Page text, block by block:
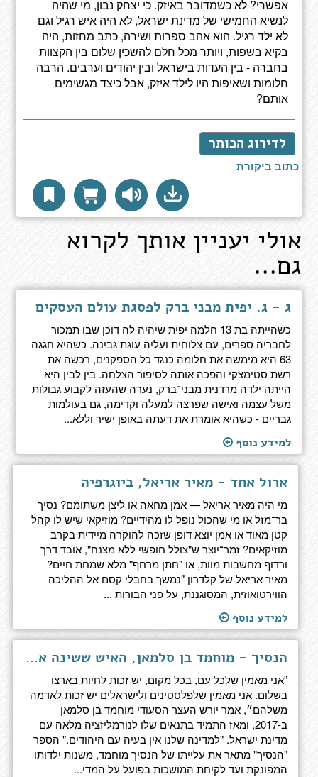
אפשרי? לא כשמדובר באיזק. כי יצחק נבון, מי שהיה
לנשיא החמישי של מדינת ישראל, לא היה איש רגיל וגם
לא ילד רגיל. הוא אהב ספרות ושירה, כתב מחזות, היה
בקיא בשפות, ויותר מכל חלם להשכין שלום בין הקצוות
בחברה - בין העדות בישראל ובין יהודים וערבים. הרבה
חלומות ושאיפות היו לילד איזק, אבל כיצד מגשימים
אותם?
לדירוג הכותר
כתוב ביקורת
אולי יעניין אותך לקרוא
גם...
ג - ג. יפית מבני ברק לפסגת עולם העסקים
כשהייתה בת 13 חלמה יפית שיהיה לה דוכן שבו תמכור
לחבריה ספרים, עם צלוחית ועליה עוגת גבינה. כשהיא חגגה
63 היא מימשה את חלומה כנגד כל הספקנים, רכשה את
רשת סטימצקי והפכה אותה לסיפור הצלחה. בין לבין היא
הייתה ילדה מרדנית מבני־ברק, נערה שהעזה לקבוע גבולות
משל עצמה ואישה שפרצה למעלה וקדימה, גם בעולמות
גבריים - כשהיא אומרת את דעתה באופן ישיר וללא...
למידע נוסף
ארול אחד - מאיר אריאל, ביוגרפיה
מי היה מאיר אריאל — אמן מחאה או ליצן משתומם? נסיך
בר־מזל או מי שהכול נופל לו מהידיים? מוזיקאי שיש לו קהל
קטן מאוד או אמן יוצא דופן שזכה להוקרה מיידית בקרב
מוזיקאים? זמר־יוצר ש"צולל חופשי ללא מצנח", אובד דרך
ורדוף מחשבות מוות, או "חתן מרחף" מלא שמחת חיים?
מאיר אריאל של קלדרון "נמשך בחבלי קסם אל ההליכה
הווירטואוזית, המסוגננת, על פני הבורות ...
למידע נוסף
הנסיך - מוחמד בן סלמאן, האיש ששינה את ערב הסעודית
”אני מאמין שלכל עם, בכל מקום, יש זכות לחיות בארצו
בשלום. אני מאמין שלפלסטינים ולישראלים יש זכות לאדמה
משלהם״, אמר יורש העצר הסעודי מוחמד בן סלמאן
ב-2017, ומאז התמיד בתנאים שלו לנורמליזציה מלאה עם
מדינת ישראל. "למדינה שלנו אין בעיה עם היהודים." הספר
"הנסיך" מתאר את עלייתו של הנסיך מוחמד, משנות ילדותו
המפונקת ועד לקיחת המושכות בפועל על המדי...